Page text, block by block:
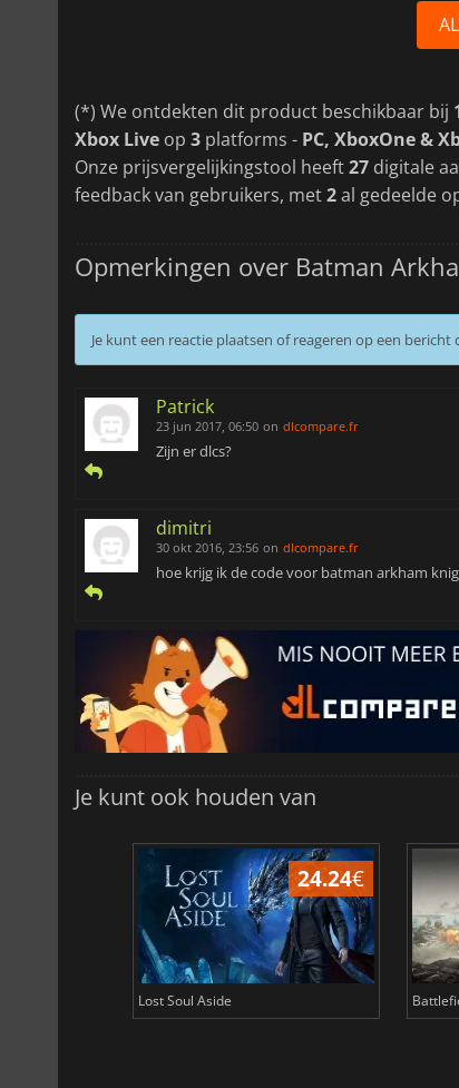
(*) We ontdekten dit product beschikbaar bij
Xbox Live op 3 platforms - PC, XboxOne &
Onze prijsvergelijkingstool heeft27 digitale
feedback van gebruikers, met2al gedeelde
Opmerkingen over Batman
Je kunt een reactie plaatsen of reageren op een bericht
Patrick
23 jun 2017, 06:50 on dlcompare.fr
Zijn er dlcs?
dimitri
30 okt 2016, 23:56 on dlcompare.fr
hoe krijg ik de code voor batman arkham
Je kunt ook houden van
24.24€
Lost Soul Aside